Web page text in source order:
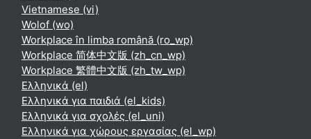
Vietnamese ‎(vi)‎
Wolof ‎(wo)‎
Workplace în limba română ‎(ro_wp)‎
Workplace 简体中文版 ‎(zh_cn_wp)‎
Workplace 繁體中文版 ‎(zh_tw_wp)‎
Ελληνικά ‎(el)‎
Ελληνικά για παιδιά ‎(el_kids)‎
Ελληνικά για σχολές ‎(el_uni)‎
Ελληνικά για χώρους εργασίας ‎(el_wp)‎